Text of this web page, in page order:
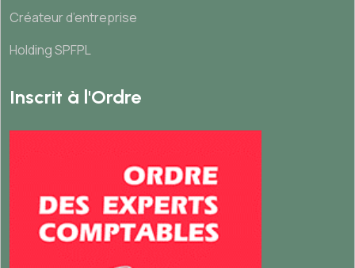
Créateur d’entreprise
Holding SPFPL
Inscrit à l'Ordre